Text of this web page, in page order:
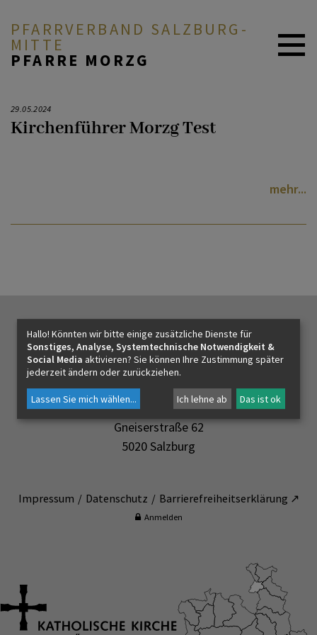
PFARRVERBAND SALZBURG-
MITTE
PFARRE MORZG
AKTUELL
Pfarrkirche
Gruppen
DURCH DAS LEBEN
PFARRLEBEN
ICH MÖCHTE
INNEHALTEN
KONTAKT
29.05.2024
Kirchenführer Morzg Test
mehr
Pfarre Morzg
Gneiserstraße 62
5020 Salzburg
Impressum Datenschutz Barrierefreiheitserklärung ↗
Anmelden
Hallo! Könnten wir bitte einige zusätzliche Dienste für
Sonstiges, Analyse, Systemtechnische Notwendigkeit &
Social Media aktivieren? Sie können Ihre Zustimmung später
jederzeit ändern oder zurückziehen.
Lassen Sie mich wählen... Ich lehne ab Das ist ok